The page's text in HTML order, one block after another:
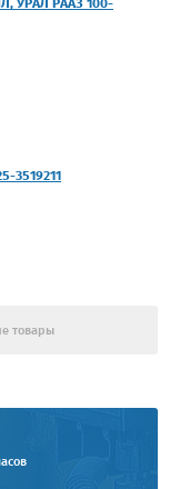
УРАЛ РААЗ 100-
3519211
товары